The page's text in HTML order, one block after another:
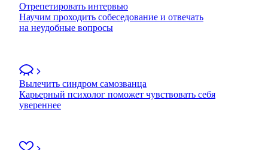
Отрепетировать интервью
Научим проходить собеседование и отвечать
на неудобные вопросы
Вылечить синдром самозванца
Карьерный психолог поможет чувствовать себя
увереннее